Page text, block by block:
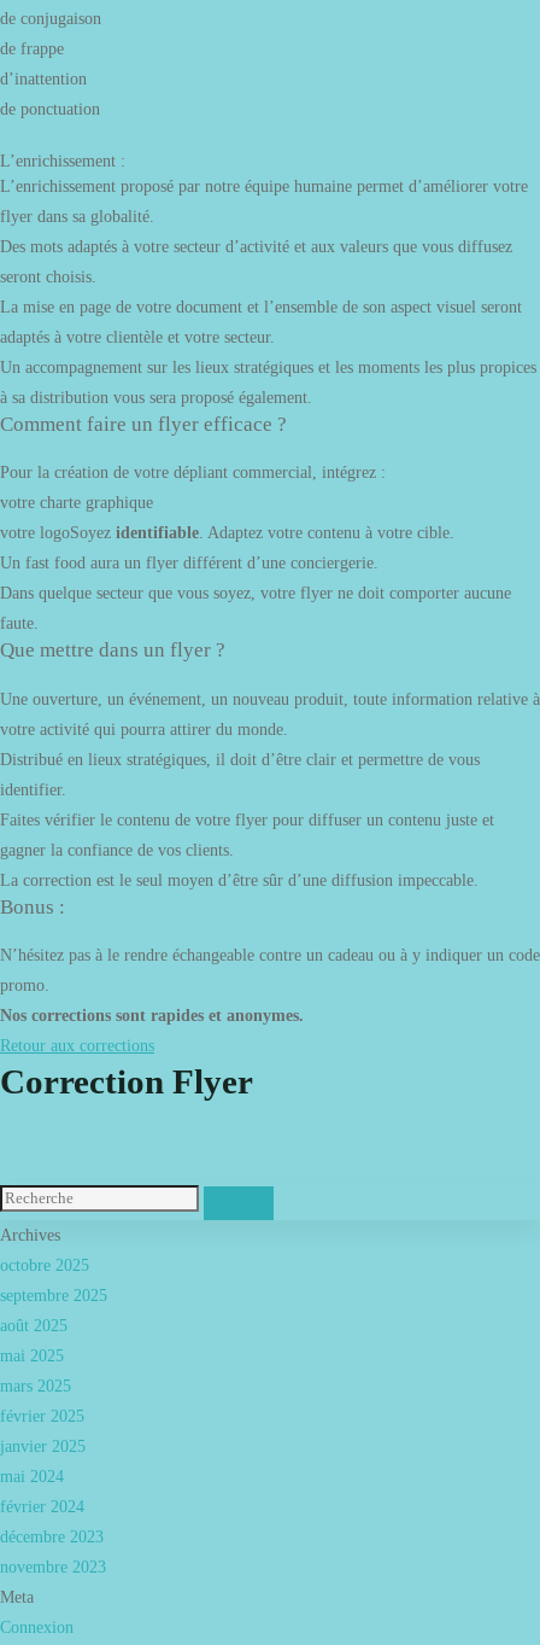
de conjugaison
de frappe
d’inattention
de ponctuation
L’enrichissement :
L’enrichissement proposé par notre équipe humaine permet d’améliorer votre
flyer dans sa globalité.
Des mots adaptés à votre secteur d’activité et aux valeurs que vous diffusez
seront choisis.
La mise en page de votre document et l’ensemble de son aspect visuel seront
adaptés à votre clientèle et votre secteur.
Un accompagnement sur les lieux stratégiques et les moments les plus propices
à sa distribution vous sera proposé également.
Comment faire un flyer efficace ?
Pour la création de votre dépliant commercial, intégrez :
votre charte graphique
votre logoSoyez identifiable. Adaptez votre contenu à votre cible.
Un fast food aura un flyer différent d’une conciergerie.
Dans quelque secteur que vous soyez, votre flyer ne doit comporter aucune
faute.
Que mettre dans un flyer ?
Une ouverture, un événement, un nouveau produit, toute information relative à
votre activité qui pourra attirer du monde.
Distribué en lieux stratégiques, il doit d’être clair et permettre de vous
identifier.
Faites vérifier le contenu de votre flyer pour diffuser un contenu juste et
gagner la confiance de vos clients.
La correction est le seul moyen d’être sûr d’une diffusion impeccable.
Bonus :
N’hésitez pas à le rendre échangeable contre un cadeau ou à y indiquer un code
promo.
Nos corrections sont rapides et anonymes.
Retour aux corrections
Correction Flyer
Archives
octobre 2025
septembre 2025
août 2025
mai 2025
mars 2025
février 2025
janvier 2025
mai 2024
février 2024
décembre 2023
novembre 2023
Meta
Connexion